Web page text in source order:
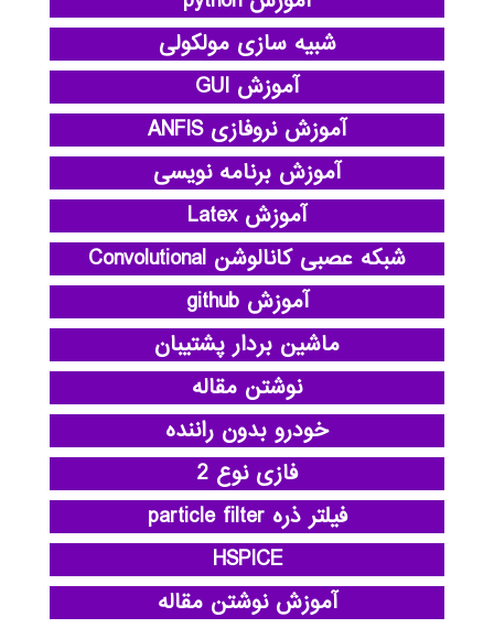
شبیه سازی مولکولی
آموزش GUI
آموزش نروفازی ANFIS
آموزش برنامه نویسی
آموزش Latex
شبکه عصبی کانالوشن Convolutional
آموزش github
ماشین بردار پشتیبان
نوشتن مقاله
خودرو بدون راننده
فازی نوع 2
فیلتر ذره particle filter
HSPICE
آموزش نوشتن مقاله